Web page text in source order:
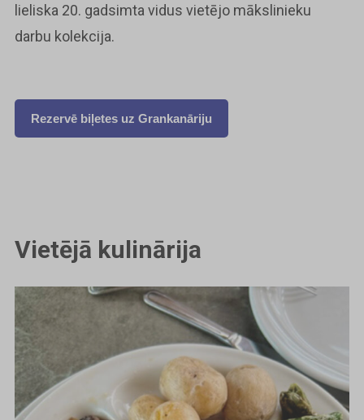
lieliska 20. gadsimta vidus vietējo mākslinieku
darbu kolekcija.
Rezervē biļetes uz Grankanāriju
Vietējā kulinārija